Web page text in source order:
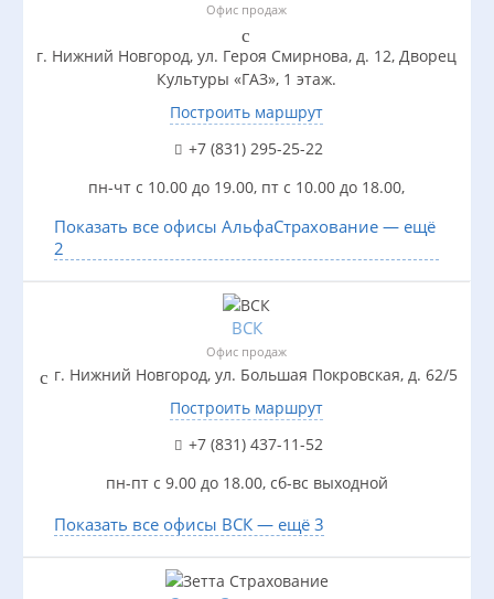
Офис продаж
г. Нижний Новгород, ул. Героя Смирнова, д. 12, Дворец
Культуры «ГАЗ», 1 этаж.
Построить маршрут
+7 (831) 295-25-22
пн-чт с 10.00 до 19.00, пт с 10.00 до 18.00,
Показать все офисы АльфаСтрахование — ещё
2
ВСК
Офис продаж
г. Нижний Новгород, ул. Большая Покровская, д. 62/5
Построить маршрут
+7 (831) 437-11-52
пн-пт с 9.00 до 18.00, сб-вс выходной
Показать все офисы ВСК — ещё 3